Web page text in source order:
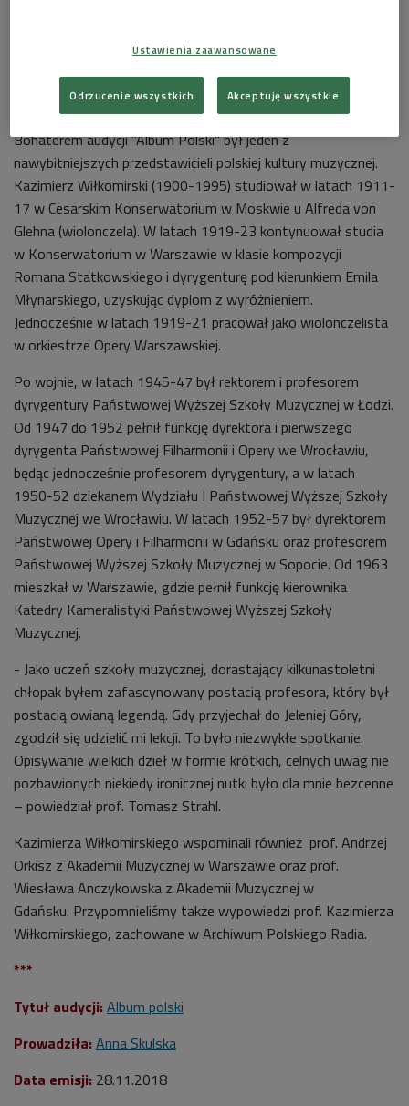
Kazimierz Wiłkomirski Foto: NAC/domena publiczna
Bohaterem audycji "Album Polski" był jeden z
nawybitniejszych przedstawicieli polskiej kultury muzycznej.
Kazimierz Wiłkomirski (1900-1995) studiował w latach 1911-
17 w Cesarskim Konserwatorium w Moskwie u Alfreda von
Glehna (wiolonczela). W latach 1919-23 kontynuował studia
w Konserwatorium w Warszawie w klasie kompozycji
Romana Statkowskiego i dyrygenturę pod kierunkiem Emila
Młynarskiego, uzyskując dyplom z wyróżnieniem.
Jednocześnie w latach 1919-21 pracował jako wiolonczelista
w orkiestrze Opery Warszawskiej.
Po wojnie, w latach 1945-47 był rektorem i profesorem
dyrygentury Państwowej Wyższej Szkoły Muzycznej w Łodzi.
Od 1947 do 1952 pełnił funkcję dyrektora i pierwszego
dyrygenta Państwowej Filharmonii i Opery we Wrocławiu,
będąc jednocześnie profesorem dyrygentury, a w latach
1950-52 dziekanem Wydziału I Państwowej Wyższej Szkoły
Muzycznej we Wrocławiu. W latach 1952-57 był dyrektorem
Państwowej Opery i Filharmonii w Gdańsku oraz profesorem
Państwowej Wyższej Szkoły Muzycznej w Sopocie. Od 1963
mieszkał w Warszawie, gdzie pełnił funkcję kierownika
Katedry Kameralistyki Państwowej Wyższej Szkoły
Muzycznej.
- Jako uczeń szkoły muzycznej, dorastający kilkunastoletni
chłopak byłem zafascynowany postacią profesora, który był
postacią owianą legendą. Gdy przyjechał do Jeleniej Góry,
zgodził się udzielić mi lekcji. To było niezwykłe spotkanie.
Opisywanie wielkich dzieł w formie krótkich, celnych uwag nie
pozbawionych niekiedy ironicznej nutki było dla mnie bezcenne
– powiedział prof. Tomasz Strahl.
Kazimierza Wiłkomirskiego wspominali również prof. Andrzej
Orkisz z Akademii Muzycznej w Warszawie oraz prof.
Wiesława Anczykowska z Akademii Muzycznej w
Gdańsku. Przypomnieliśmy także wypowiedzi prof. Kazimierza
Wiłkomirskiego, zachowane w Archiwum Polskiego Radia.
***
Tytuł audycji: Album polski
Prowadziła: Anna Skulska
Data emisji: 28.11.2018
Ustawienia zaawansowane
Odrzucenie wszystkich Akceptuję wszystkie